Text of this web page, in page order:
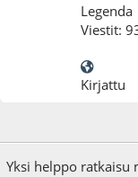
Legenda
Viestit:
Kirjattu
Yksi helppo ratkaisu